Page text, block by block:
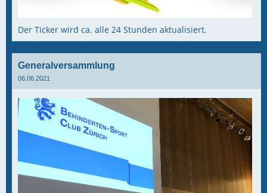
Der Ticker wird ca. alle 24 Stunden aktualisiert.
Generalversammlung
06.06.2021